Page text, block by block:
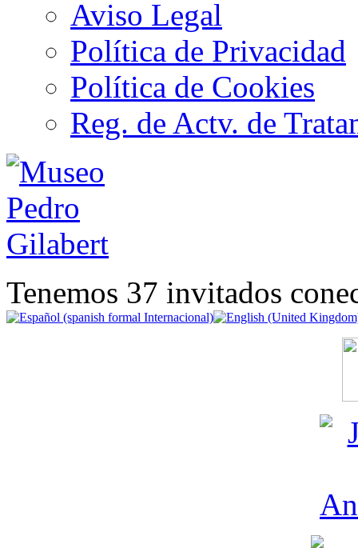
Aviso Legal
Política de Privacidad
Política de Cookies
Reg. de Actv. de
Tenemos 37 invitados